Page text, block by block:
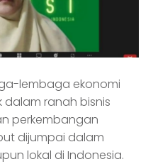
lembaga ekonomi
dalam ranah bisnis
perkembangan
dijumpai dalam
lokal di Indonesia.